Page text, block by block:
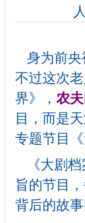
身为前央
不过这次
界》， 农
目，而是
专题节目《
《大剧
旨的节目
背后的故事